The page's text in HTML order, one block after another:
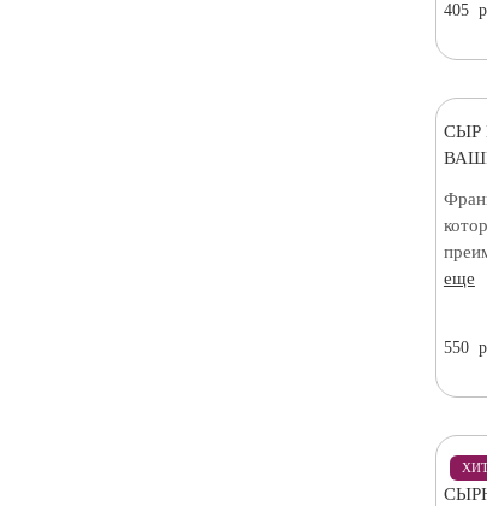
405
СЫР
еще
550